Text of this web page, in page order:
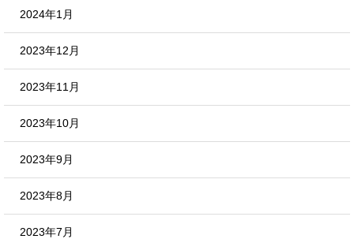
2024年1月
2023年12月
2023年11月
2023年10月
2023年9月
2023年8月
2023年7月